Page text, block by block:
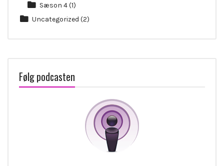
Sæson 4(1)
Uncategorized (2)
Følg podcasten